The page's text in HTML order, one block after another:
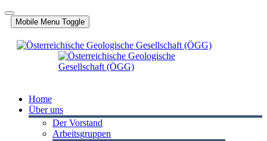
Mobile Menu Toggle
Home
Über uns
Der Vorstand
Arbeitsgruppen